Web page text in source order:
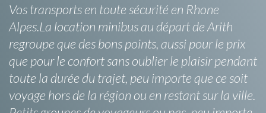
Vos transports en toute sécurité en Rhone
Alpes.La location minibus au départ de Arith
regroupe que des bons points, aussi pour le prix
que pour le confort sans oublier le plaisir pendant
toute la durée du trajet, peu importe que ce soit
voyage hors de la région ou en restant sur la ville.